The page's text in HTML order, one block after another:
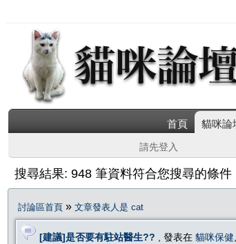
首頁 貓咪論
請先登入
搜尋結果: 948 筆資料符合您搜尋的條件
討論區首頁 » 文章發表人是 cat
[建議]是否要有駐站醫生?? , 發表在 貓咪保健